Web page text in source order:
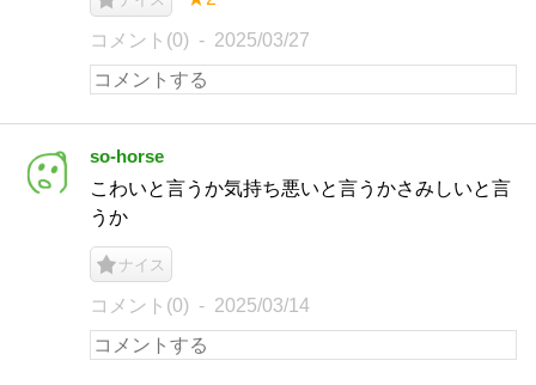
コメント(0) 2025/03/27
so-horse
こわいと言うか気持ち悪いと言うかさみしいと言
うか
ナイス
コメント(0) 2025/03/14